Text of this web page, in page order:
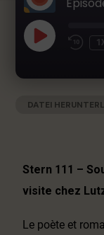
h
r
e
u
-
o
Apple Podcasts
RSS FEED
SHARE
EMBED
DATEI
Stern 111 –
visite chez
Le poète et